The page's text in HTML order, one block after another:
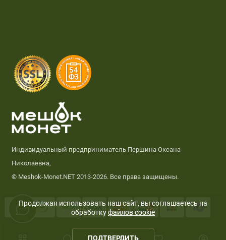
0
Индивидуальный предприниматель Першина Оксана
Николаевна,
© Meshok-Monet.NET 2013-2026. Все права защищены.
Продолжая использовать наш сайт, вы соглашаетесь на
обработкуфайлов cookie
ПОДТВЕРДИТЬ